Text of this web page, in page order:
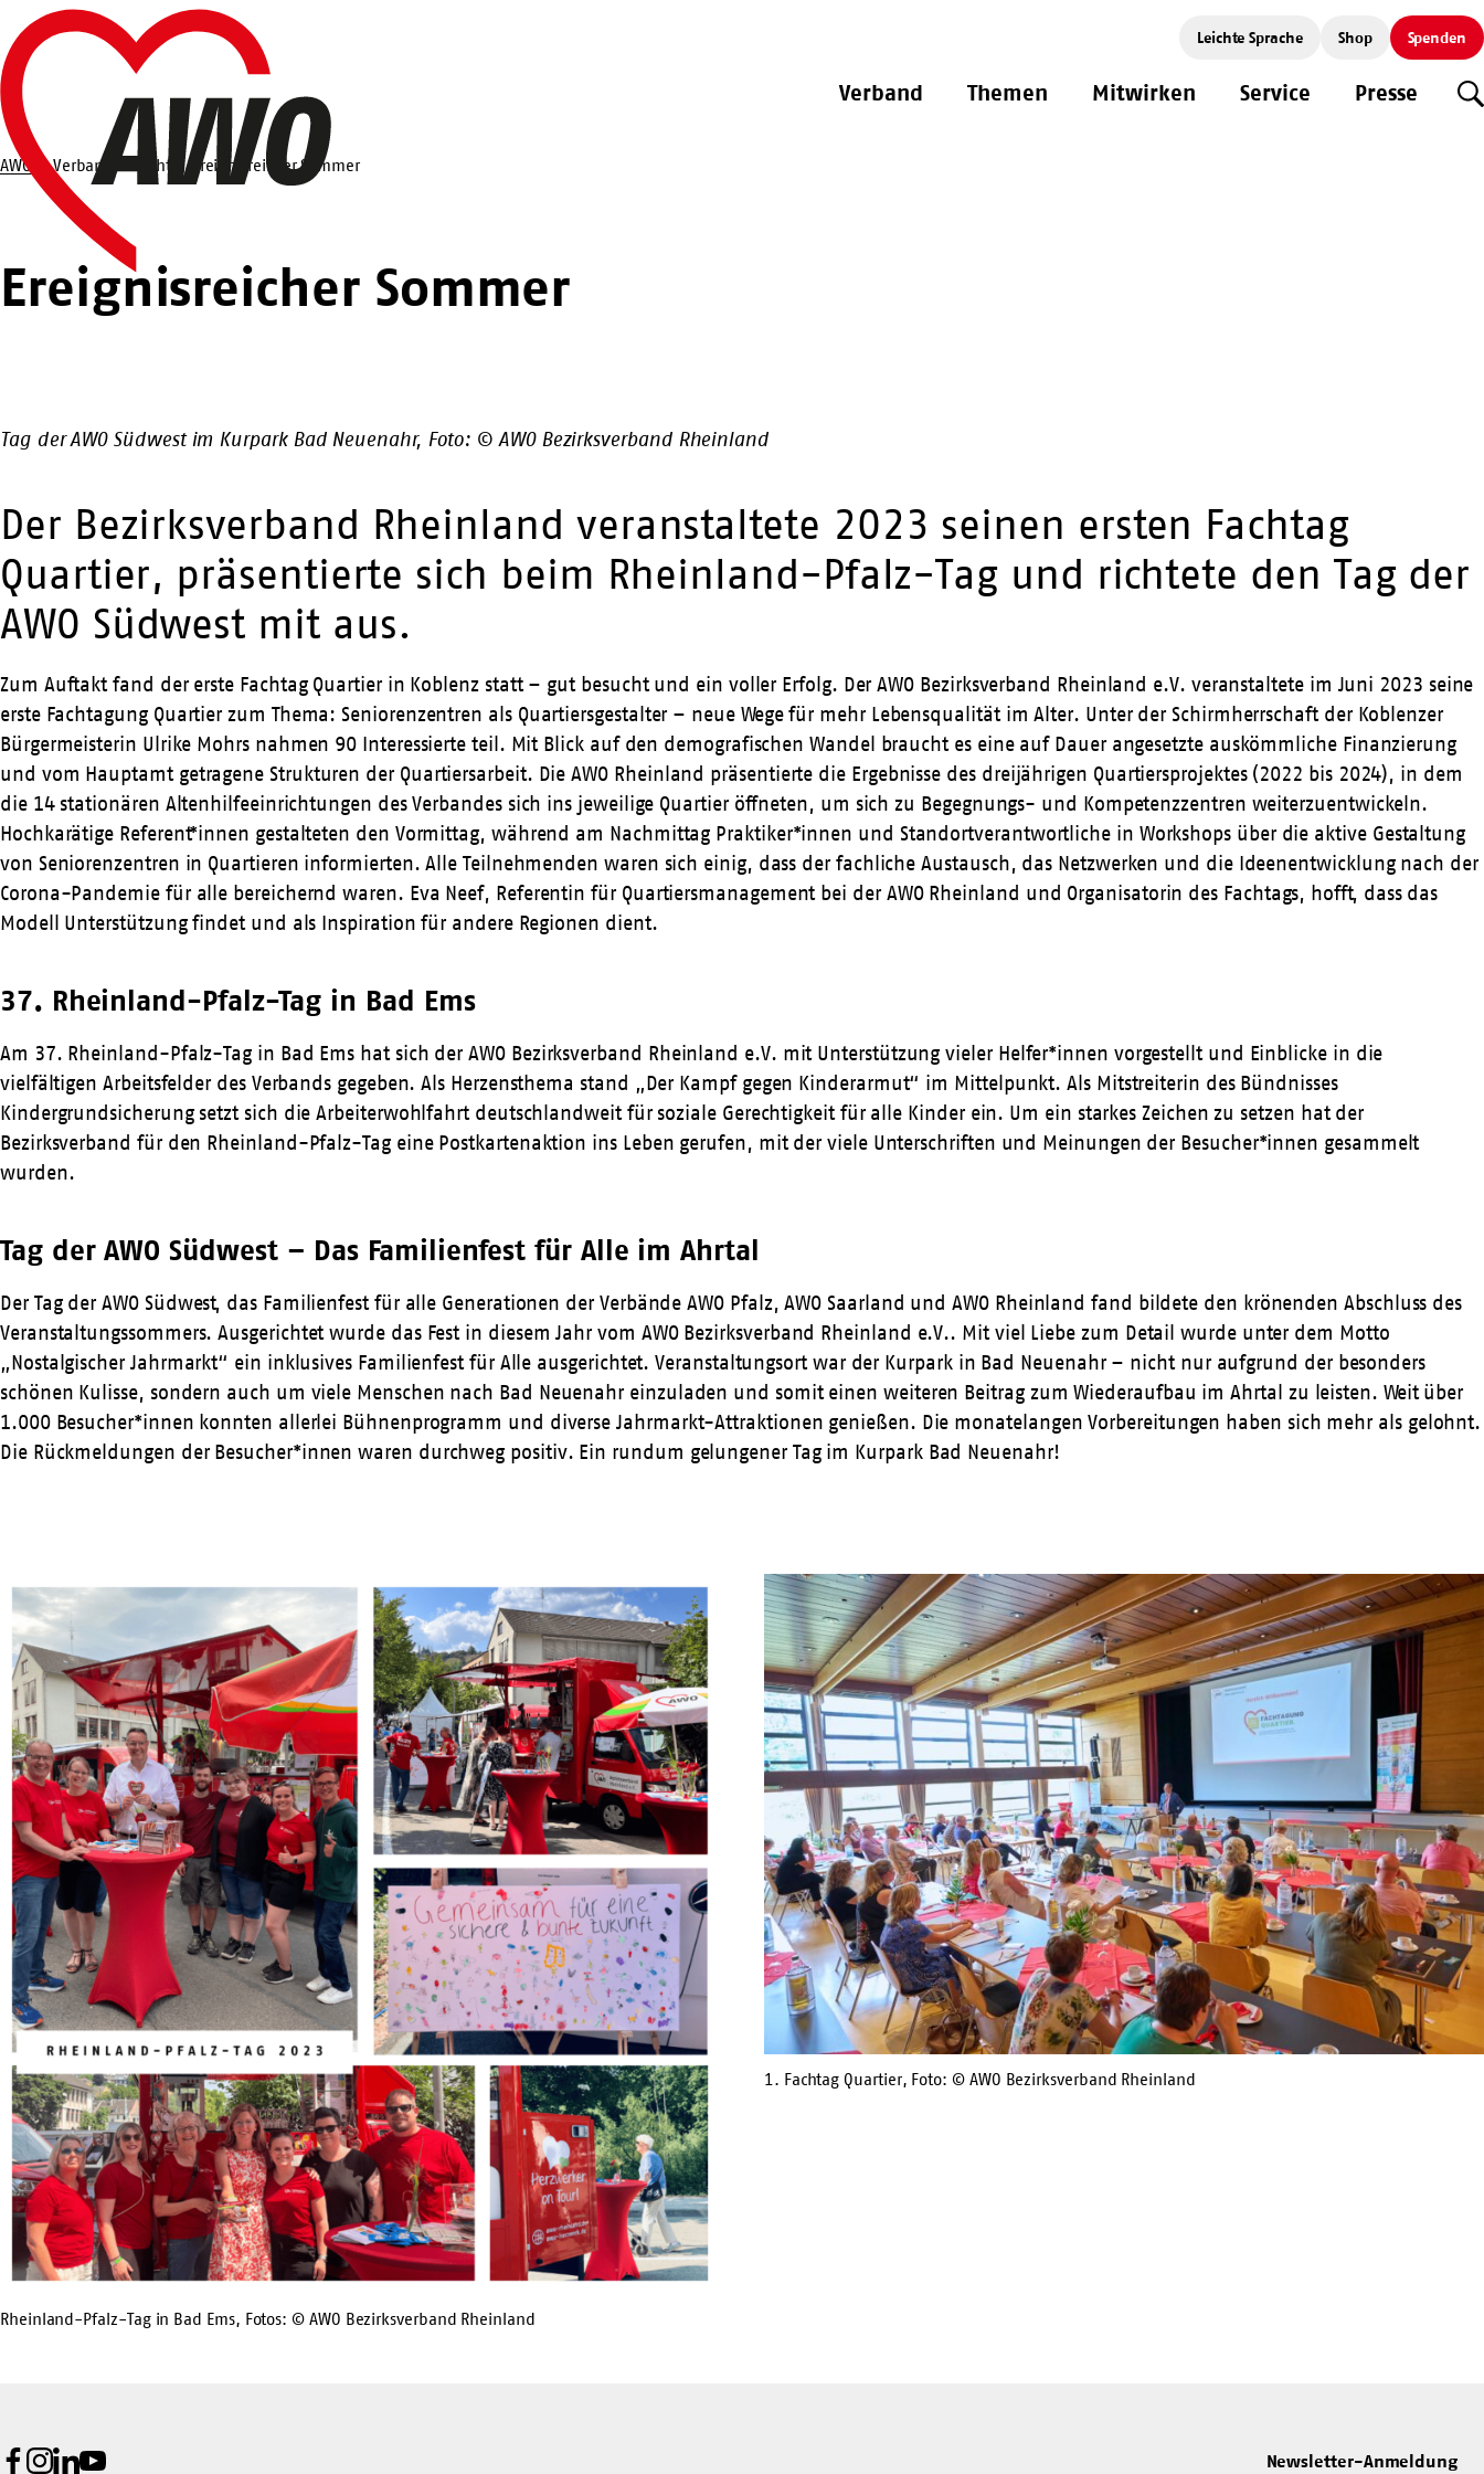
Zum
Hauptinhalt
springen
Startseite
Leichte Sprache Shop Spenden
Verband Themen Mitwirken Service Presse
Suche
AWO Verbandsbericht Ereignisreicher Sommer
Ereignisreicher Sommer
Tag der AWO Südwest im Kurpark Bad Neuenahr, Foto: © AWO Bezirksverband Rheinland
Der Bezirksverband Rheinland veranstaltete 2023 seinen ersten Fachtag
Quartier, präsentierte sich beim Rheinland-Pfalz-Tag und richtete den Tag der
AWO Südwest mit aus.
Zum Auftakt fand der erste Fachtag Quartier in Koblenz statt – gut besucht und ein voller Erfolg. Der AWO Bezirksverband Rheinland e.V. veranstaltete im Juni 2023 seine
erste Fachtagung Quartier zum Thema: Seniorenzentren als Quartiersgestalter – neue Wege für mehr Lebensqualität im Alter. Unter der Schirmherrschaft der Koblenzer
Bürgermeisterin Ulrike Mohrs nahmen 90 Interessierte teil. Mit Blick auf den demografischen Wandel braucht es eine auf Dauer angesetzte auskömmliche Finanzierung
und vom Hauptamt getragene Strukturen der Quartiersarbeit. Die AWO Rheinland präsentierte die Ergebnisse des dreijährigen Quartiersprojektes (2022 bis 2024), in dem
die 14 stationären Altenhilfeeinrichtungen des Verbandes sich ins jeweilige Quartier öffneten, um sich zu Begegnungs- und Kompetenzzentren weiterzuentwickeln.
Hochkarätige Referent*innen gestalteten den Vormittag, während am Nachmittag Praktiker*innen und Standortverantwortliche in Workshops über die aktive Gestaltung
von Seniorenzentren in Quartieren informierten. Alle Teilnehmenden waren sich einig, dass der fachliche Austausch, das Netzwerken und die Ideenentwicklung nach der
Corona-Pandemie für alle bereichernd waren. Eva Neef, Referentin für Quartiersmanagement bei der AWO Rheinland und Organisatorin des Fachtags, hofft, dass das
Modell Unterstützung findet und als Inspiration für andere Regionen dient.
37. Rheinland-Pfalz-Tag in Bad Ems
Am 37. Rheinland-Pfalz-Tag in Bad Ems hat sich der AWO Bezirksverband Rheinland e.V. mit Unterstützung vieler Helfer*innen vorgestellt und Einblicke in die
vielfältigen Arbeitsfelder des Verbands gegeben. Als Herzensthema stand „Der Kampf gegen Kinderarmut“ im Mittelpunkt. Als Mitstreiterin des Bündnisses
Kindergrundsicherung setzt sich die Arbeiterwohlfahrt deutschlandweit für soziale Gerechtigkeit für alle Kinder ein. Um ein starkes Zeichen zu setzen hat der
Bezirksverband für den Rheinland-Pfalz-Tag eine Postkartenaktion ins Leben gerufen, mit der viele Unterschriften und Meinungen der Besucher*innen gesammelt
wurden.
Tag der AWO Südwest – Das Familienfest für Alle im Ahrtal
Der Tag der AWO Südwest, das Familienfest für alle Generationen der Verbände AWO Pfalz, AWO Saarland und AWO Rheinland fand bildete den krönenden Abschluss des
Veranstaltungssommers. Ausgerichtet wurde das Fest in diesem Jahr vom AWO Bezirksverband Rheinland e.V.. Mit viel Liebe zum Detail wurde unter dem Motto
„Nostalgischer Jahrmarkt“ ein inklusives Familienfest für Alle ausgerichtet. Veranstaltungsort war der Kurpark in Bad Neuenahr – nicht nur aufgrund der besonders
schönen Kulisse, sondern auch um viele Menschen nach Bad Neuenahr einzuladen und somit einen weiteren Beitrag zum Wiederaufbau im Ahrtal zu leisten. Weit über
1.000 Besucher*innen konnten allerlei Bühnenprogramm und diverse Jahrmarkt-Attraktionen genießen. Die monatelangen Vorbereitungen haben sich mehr als gelohnt.
Die Rückmeldungen der Besucher*innen waren durchweg positiv. Ein rundum gelungener Tag im Kurpark Bad Neuenahr!
Rheinland-Pfalz-Tag in Bad Ems, Fotos: © AWO Bezirksverband Rheinland
1. Fachtag Quartier, Foto: © AWO Bezirksverband Rheinland
Facebook
Instagram
LinkedIn
Youtube Newsletter-Anmeldung